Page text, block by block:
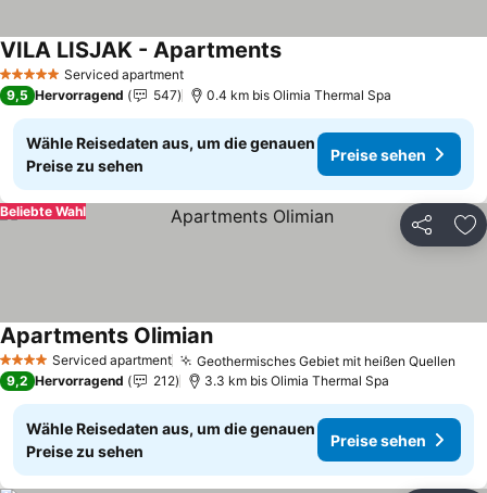
5 Sterne Serviced apartment
VILA LISJAK - ApartmentsPreise sehen
9,5 Hervorragend 547 0.4 km bis Olimia Thermal Spa
Wähle Reisedaten aus, um die genauen
Preise zu sehen
Preise sehen
Teilen
Beliebte Wahl
4 Sterne Serviced apartment Geothermisches Gebiet mit heißen Quellen
Apartments OlimianPreise sehen
9,2 Hervorragend 212 3.3 km bis Olimia Thermal Spa
Wähle Reisedaten aus, um die genauen
Preise zu sehen
Preise sehen